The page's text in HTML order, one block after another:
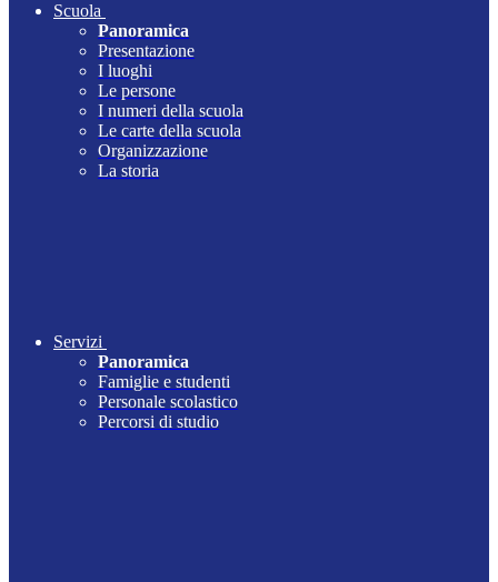
Scuola
Panoramica
Presentazione
I luoghi
Le persone
I numeri della scuola
Le carte della scuola
Organizzazione
La storia
Servizi
Panoramica
Famiglie e studenti
Personale scolastico
Percorsi di studio